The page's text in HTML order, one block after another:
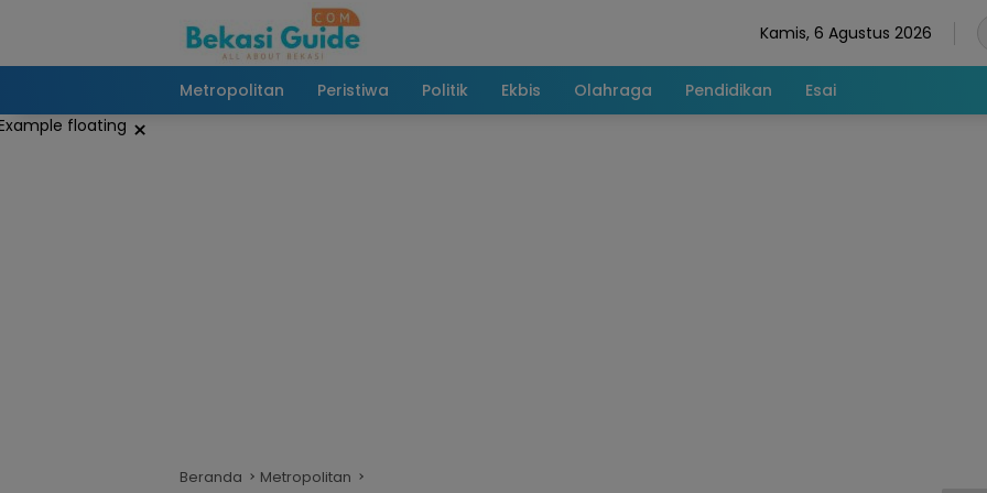
Kamis, 6 Agustus 2026
Metropolitan Peristiwa Politik Ekbis Olahraga Pendidikan Esai
×
Beranda Metropolitan